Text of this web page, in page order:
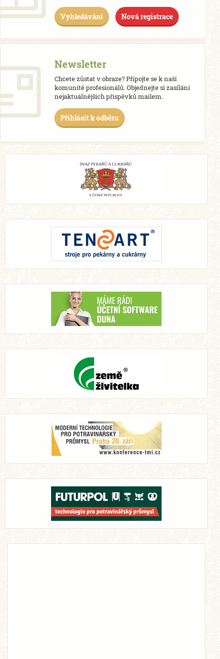
Vyhledávání Nová registrace
Newsletter
Chcete zůstat v obraze? Připojte se k naší
komunitě profesionálů. Objednejte si zasílání
nejaktuálnějších příspěvků mailem.
Přihlásit k odběru